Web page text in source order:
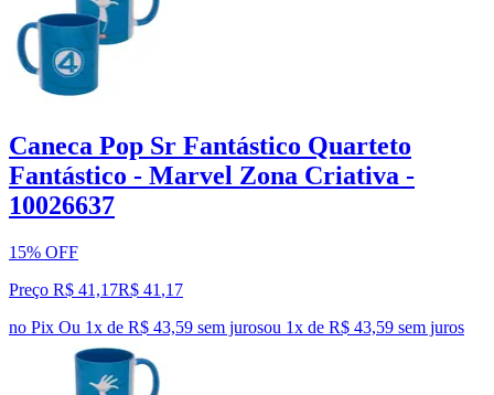
Caneca Pop Sr Fantástico Quarteto
Fantástico - Marvel Zona Criativa -
10026637
15% OFF
Preço R$ 41,17R$ 41 ,17
no Pix Ou 1x de R$ 43,59 sem jurosou 1x de R$ 43,59 sem juros